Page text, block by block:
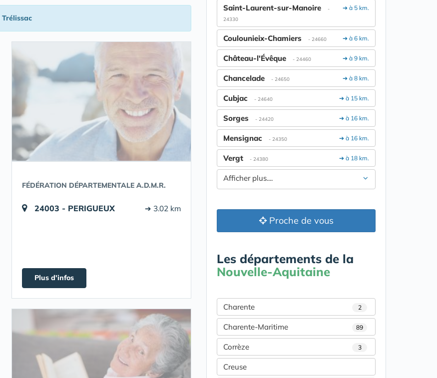
Trélissac
FÉDÉRATION DÉPARTEMENTALE A.D.M.R.
24003 - PERIGUEUX ➔ 3.02 km
Plus d'infos
➔ à 5 km.
Saint-Laurent-sur-Manoire
-
24330
➔ à 6 km.
Coulounieix-Chamiers - 24660
➔ à 9 km.
Château-l'Évêque - 24460
➔ à 8 km.
Chancelade - 24650
➔ à 15 km.
Cubjac - 24640
➔ à 16 km.
Sorges - 24420
➔ à 16 km.
Mensignac - 24350
➔ à 18 km.
Vergt - 24380
Afficher plus....
Proche de vous
Les départements de la
Nouvelle-Aquitaine
Charente 2
Charente-Maritime 89
Corrèze 3
Creuse